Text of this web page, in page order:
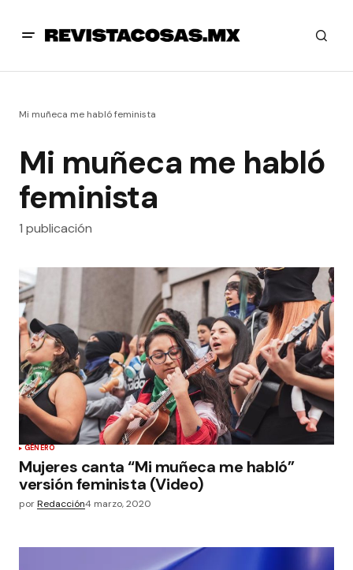
Mi muñeca me habló feminista
Mi muñeca me habló
feminista
1 publicación
GÉNERO
Mujeres canta “Mi muñeca me habló”
versión feminista (Video)
porRedacción4 marzo, 2020